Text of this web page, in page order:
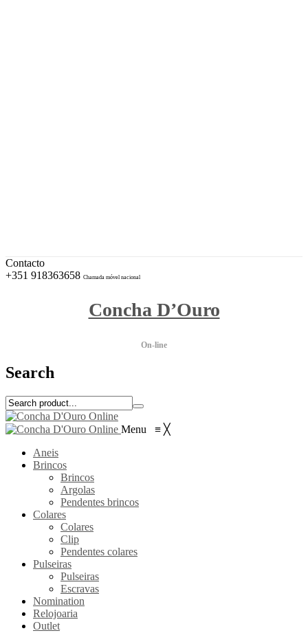
Contacto
+351 918363658 Chamada móvel nacional
Concha D’Ouro
On-line
Search
Menu ≡ ╳
Aneis
Brincos
Brincos
Argolas
Pendentes brincos
Colares
Colares
Clip
Pendentes colares
Pulseiras
Pulseiras
Escravas
Nomination
Relojoaria
Outlet